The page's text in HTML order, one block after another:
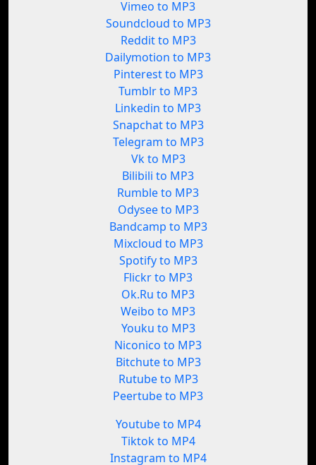
Vimeo to MP3
Soundcloud to MP3
Reddit to MP3
Dailymotion to MP3
Pinterest to MP3
Tumblr to MP3
Linkedin to MP3
Snapchat to MP3
Telegram to MP3
Vk to MP3
Bilibili to MP3
Rumble to MP3
Odysee to MP3
Bandcamp to MP3
Mixcloud to MP3
Spotify to MP3
Flickr to MP3
Ok.Ru to MP3
Weibo to MP3
Youku to MP3
Niconico to MP3
Bitchute to MP3
Rutube to MP3
Peertube to MP3
Youtube to MP4
Tiktok to MP4
Instagram to MP4